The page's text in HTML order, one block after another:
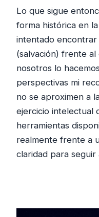
Lo que sigue
forma histórica en
intentado
(salvación) frente
nosotros lo
perspectivas mi
no se aproximen a
ejercicio intelectual
herramientas
realmente frente a
claridad para seguir